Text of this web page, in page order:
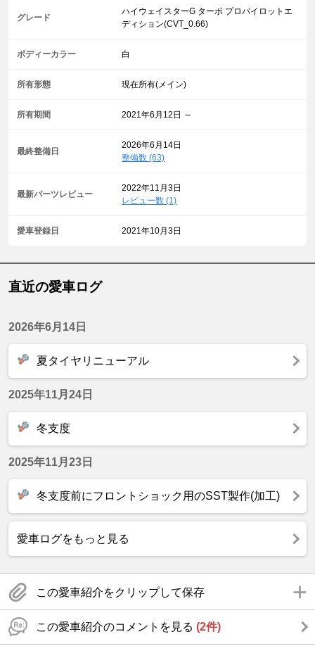
グレード
ハイウェイスターG ターボ プロパイロットエ
ディション(CVT_0.66)
ボディーカラー 白
所有形態 現在所有(メイン)
所有期間 2021年6月12日 ～
最終整備日
2026年6月14日
整備数 (63)
最新パーツレビュー
2022年11月3日
レビュー数 (1)
愛車登録日 2021年10月3日
直近の愛車ログ
2026年6月14日
夏タイヤリニューアル
2025年11月24日
冬支度
2025年11月23日
冬支度前にフロントショック用のSST製作(加工)
愛車ログをもっと見る
この愛車紹介をクリップして保存
この愛車紹介のコメントを見る (2件)